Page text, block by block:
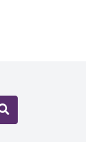
Search